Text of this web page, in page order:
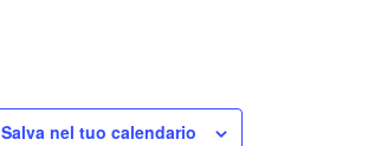
Salva nel tuo calendario